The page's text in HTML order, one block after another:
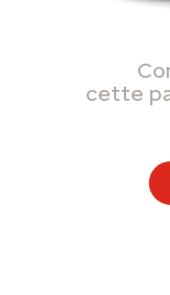
cette